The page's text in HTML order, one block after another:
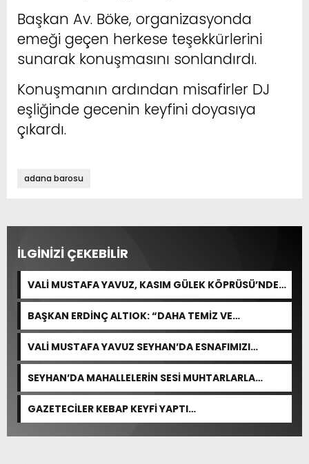
Başkan Av. Böke, organizasyonda
emeği geçen herkese teşekkürlerini
sunarak konuşmasını sonlandırdı.
Konuşmanın ardından misafirler DJ
eşliğinde gecenin keyfini doyasıya
çıkardı.
adana barosu
İLGİNİZİ ÇEKEBİLİR
VALİ MUSTAFA YAVUZ, KASIM GÜLEK KÖPRÜSÜ’NDE
YÜRÜTÜLEN ÇALIŞMALARI İNCELEDİ
BAŞKAN ERDİNÇ ALTIOK: “DAHA TEMİZ VE
YAŞANABİLİR BİR YUMURTALIK İÇİN ÇALIŞIYORUZ”
VALİ MUSTAFA YAVUZ SEYHAN’DA ESNAFIMIZI
ZİYARET ETTİ
SEYHAN’DA MAHALLELERİN SESİ MUHTARLARLA
DİNLENİYOR
GAZETECİLER KEBAP KEYFİ YAPTI…